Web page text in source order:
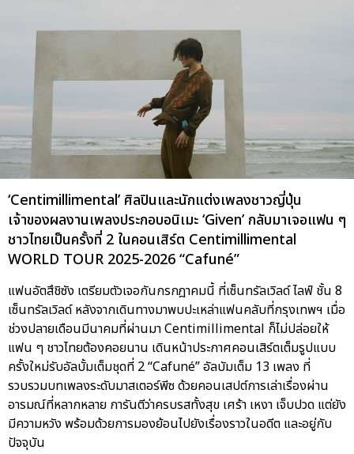
‘Centimillimental’ ศิลปินและนักแต่งเพลงชาวญี่ปุ่น
เจ้าของผลงานเพลงประกอบอนิเมะ ‘Given’ กลับมาเจอแฟน ๆ
ชาวไทยเป็นครั้งที่ 2 ในคอนเสิร์ต Centimillimental
WORLD TOUR 2025-2026 “Cafuné”
แฟนอัตสึชิซัง เตรียมตัวเจอกันกรกฎาคมนี้ ที่เซ็นทรัลเวิลด์ ไลฟ์ ชั้น 8
เซ็นทรัลเวิลด์ หลังจากเดินทางมาพบปะเหล่าแฟนคลับที่กรุงเทพฯ เมื่อ
ช่วงปลายเดือนมีนาคมที่ผ่านมา Centimillimental ก็ไม่ปล่อยให้
แฟน ๆ ชาวไทยต้องคอยนาน เดินหน้าประกาศคอนเสิร์ตเต็มรูปแบบ
ครั้งใหม่รับอัลบั้มเต็มชุดที่ 2 “Cafuné” อัลบัมเต็ม 13 เพลง ที่
รวบรวมบทเพลงระดับมาสเตอร์พีซ ด้วยคอนเสปต์การเล่าเรื่องผ่าน
อารมณ์ที่หลากหลาย การันตีว่าครบรสทั้งสุข เศร้า เหงา เจ็บปวด แต่ยัง
มีความหวัง พร้อมด้วยการมองย้อนไปยังเรื่องราวในอดีต และอยู่กับ
ปัจจุบัน